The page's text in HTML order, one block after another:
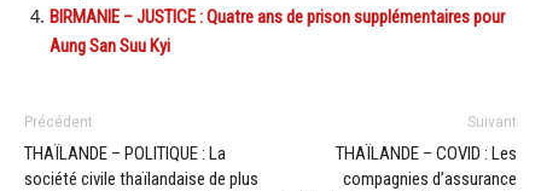
BIRMANIE – JUSTICE : Quatre ans de prison supplémentaires pour
Aung San Suu Kyi
Précédent
THAÏLANDE – POLITIQUE : La
société civile thaïlandaise de plus
Suivant
THAÏLANDE – COVID : Les
compagnies d’assurance